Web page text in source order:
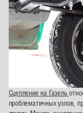
Сцепление на Газель
проблематичных узлов,